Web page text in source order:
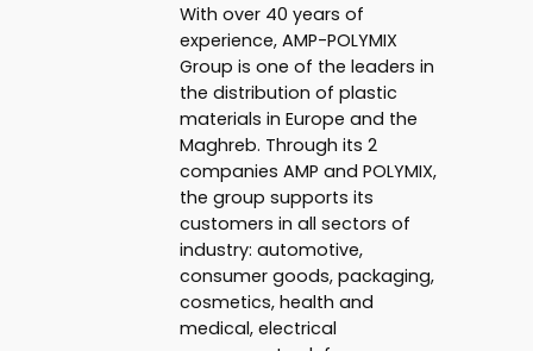
With over 40 years of
experience, AMP-POLYMIX
Group is one of the leaders in
the distribution of plastic
materials in Europe and the
Maghreb. Through its 2
companies AMP and POLYMIX,
the group supports its
customers in all sectors of
industry: automotive,
consumer goods, packaging,
cosmetics, health and
medical, electrical